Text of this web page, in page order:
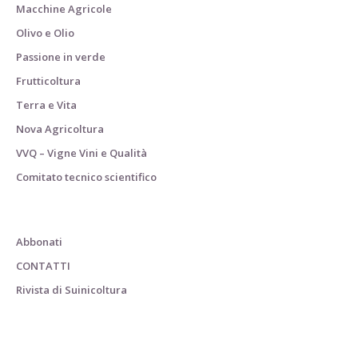
Macchine Agricole
Olivo e Olio
Passione in verde
Frutticoltura
Terra e Vita
Nova Agricoltura
VVQ – Vigne Vini e Qualità
Comitato tecnico scientifico
Abbonati
CONTATTI
Rivista di Suinicoltura